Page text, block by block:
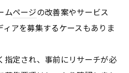
ムページの改善案やサービス
アを募集するケースもありま
指定され、事前にリサーチが必